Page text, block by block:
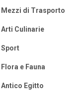
di Trasporto
Culinarie
e Fauna
Egitto